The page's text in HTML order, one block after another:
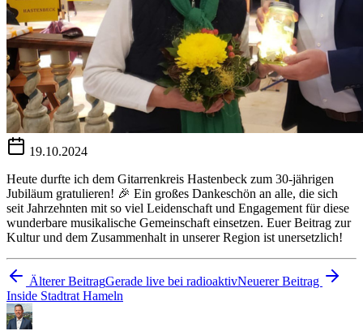
19.10.2024
Heute durfte ich dem Gitarrenkreis Hastenbeck zum 30-jährigen
Jubiläum gratulieren! 🎉 Ein großes Dankeschön an alle, die sich
seit Jahrzehnten mit so viel Leidenschaft und Engagement für diese
wunderbare musikalische Gemeinschaft einsetzen. Euer Beitrag zur
Kultur und dem Zusammenhalt in unserer Region ist unersetzlich!
Älterer BeitragGerade live bei radioaktivNeuerer Beitrag
Inside Stadtrat Hameln